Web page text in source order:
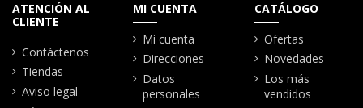
ATENCIÓN AL
CLIENTE
Contáctenos
Tiendas
Aviso legal
MI CUENTA
Mi cuenta
Direcciones
Datos
personales
CATÁLOGO
Ofertas
Novedades
Los más
vendidos